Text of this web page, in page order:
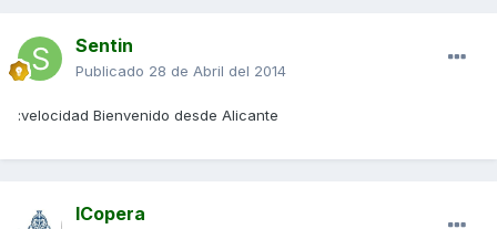
Sentin
Publicado 28 de Abril del 2014
:velocidad Bienvenido desde Alicante
ICopera